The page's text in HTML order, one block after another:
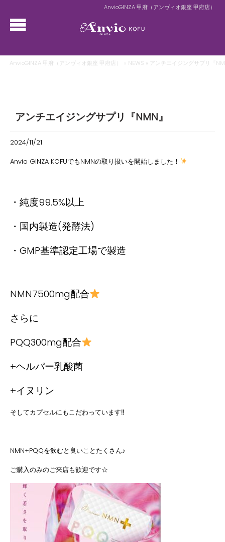
AnvioGINZA 甲府（アンヴィオ銀座 甲府店）
AnvioGINZA 甲府（アンヴィオ銀座 甲府店） » NEWS » アンチエイジングサプリ『
アンチエイジングサプリ『NMN』
2024/11/21
Anvio GINZA KOFUでもNMNの取り扱いを開始しました！
・純度99.5%以上
・国内製造(発酵法)
・ GMP基準認定工場で製造
NMN7500mg配合
さらに
PQQ300mg配合
+ヘルパー乳酸菌
+イヌリン
そしてカプセルにもこだわっています‼︎
NMN+PQQを飲むと良いことたくさん♪
ご購入のみのご来店も歓迎です☆